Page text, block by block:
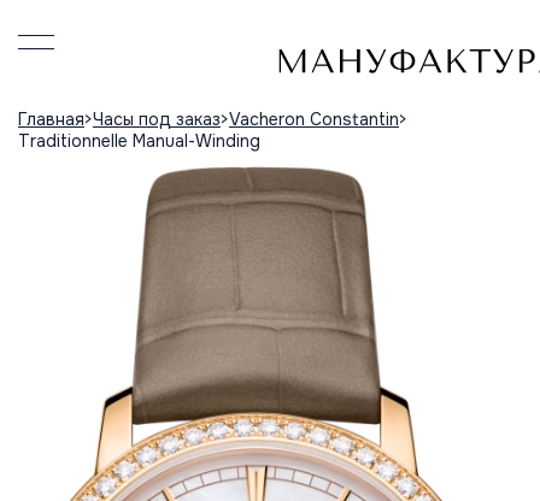
Главная Часы под заказ Vacheron Constantin
Traditionnelle Manual-Winding